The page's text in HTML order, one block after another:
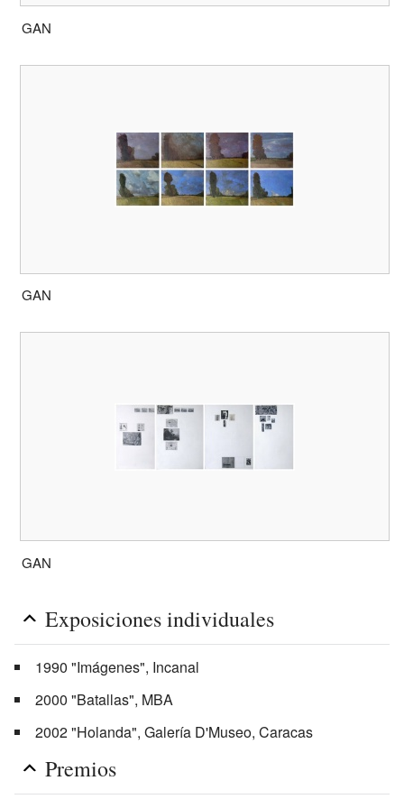
GAN
GAN
GAN
Exposiciones individuales
1990 "Imágenes", Incanal
2000 "Batallas", MBA
2002 "Holanda", Galería D'Museo, Caracas
Premios